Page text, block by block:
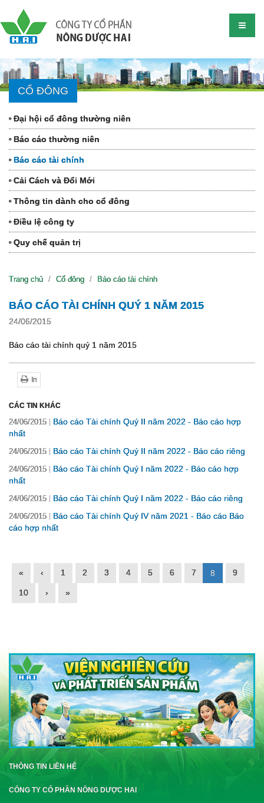
CỔ ĐÔNG
Đại hội cổ đông thường niên
Báo cáo thường niên
Báo cáo tài chính
Cải Cách và Đổi Mới
Thông tin dành cho cổ đông
Điều lệ công ty
Quy chế quản trị
Trang chủ Cổ đông Báo cáo tài chính
BÁO CÁO TÀI CHÍNH QUÝ 1 NĂM 2015
24/06/2015
Báo cáo tài chính quý 1 năm 2015
In
CÁC TIN KHÁC
24/06/2015
Báo cáo Tài chính Quý II năm 2022 - Báo cáo hợp
nhất
24/06/2015 Báo cáo Tài chính Quý II năm 2022 - Báo cáo riêng
24/06/2015
Báo cáo Tài chính Quý I năm 2022 - Báo cáo hợp
nhất
24/06/2015 Báo cáo Tài chính Quý I năm 2022 - Báo cáo riêng
24/06/2015
Báo cáo Tài chính Quý IV năm 2021 - Báo cáo Báo
cáo hợp nhất
« ‹ 1 2 3 4 5 6 7 8 9
10 › »
THÔNG TIN LIÊN HỆ
CÔNG TY CỔ PHẦN NÔNG DƯỢC HAI